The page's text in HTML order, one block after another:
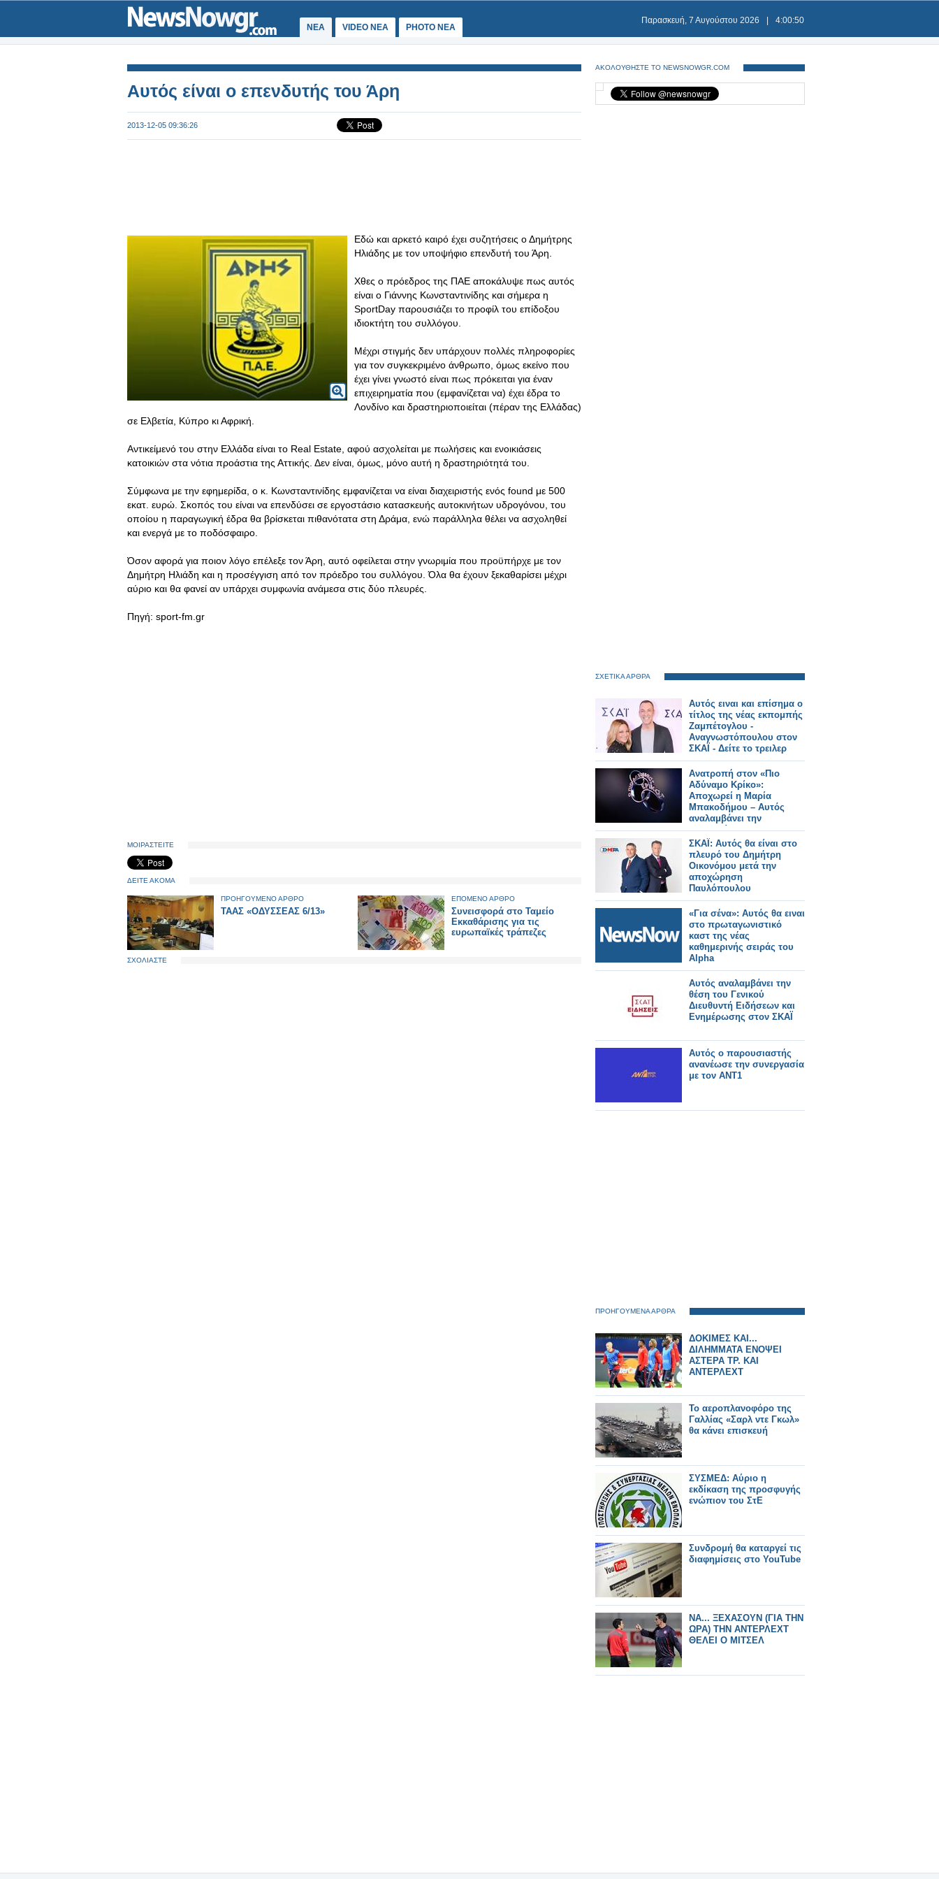
ΝΕΑ VIDEO NEA PHOTO NEA
Παρασκευή, 7 Αυγούστου 2026 4:00:50
Αυτός είναι ο επενδυτής του Άρη
2013-12-05 09:36:26
Εδώ και αρκετό καιρό έχει συζητήσεις ο Δημήτρης
Ηλιάδης με τον υποψήφιο επενδυτή του Άρη.
Χθες ο πρόεδρος της ΠΑΕ αποκάλυψε πως αυτός
είναι ο Γιάννης Κωνσταντινίδης και σήμερα η
SportDay παρουσιάζει το προφίλ του επίδοξου
ιδιοκτήτη του συλλόγου.
Μέχρι στιγμής δεν υπάρχουν πολλές πληροφορίες
για τον συγκεκριμένο άνθρωπο, όμως εκείνο που
έχει γίνει γνωστό είναι πως πρόκειται για έναν
επιχειρηματία που (εμφανίζεται να) έχει έδρα το
Λονδίνο και δραστηριοποιείται (πέραν της Ελλάδας)
σε Ελβετία, Κύπρο κι Αφρική.
Αντικείμενό του στην Ελλάδα είναι το Real Estate, αφού ασχολείται με πωλήσεις και ενοικιάσεις
κατοικιών στα νότια προάστια της Αττικής. Δεν είναι, όμως, μόνο αυτή η δραστηριότητά του.
Σύμφωνα με την εφημερίδα, ο κ. Κωνσταντινίδης εμφανίζεται να είναι διαχειριστής ενός found με 500
εκατ. ευρώ. Σκοπός του είναι να επενδύσει σε εργοστάσιο κατασκευής αυτοκινήτων υδρογόνου, του
οποίου η παραγωγική έδρα θα βρίσκεται πιθανότατα στη Δράμα, ενώ παράλληλα θέλει να ασχοληθεί
και ενεργά με το ποδόσφαιρο.
Όσον αφορά για ποιον λόγο επέλεξε τον Άρη, αυτό οφείλεται στην γνωριμία που προϋπήρχε με τον
Δημήτρη Ηλιάδη και η προσέγγιση από τον πρόεδρο του συλλόγου. Όλα θα έχουν ξεκαθαρίσει μέχρι
αύριο και θα φανεί αν υπάρχει συμφωνία ανάμεσα στις δύο πλευρές.
Πηγή: sport-fm.gr
ΜΟΙΡΑΣΤΕΙΤΕ
ΔΕΙΤΕ ΑΚΟΜΑ
ΠΡΟΗΓΟΥΜΕΝΟ ΑΡΘΡΟ
ΤΑΑΣ «ΟΔΥΣΣΕΑΣ 6/13»
ΕΠΟΜΕΝΟ ΑΡΘΡΟ
Συνεισφορά στο Ταμείο
Εκκαθάρισης για τις
ευρωπαϊκές τράπεζες
ΣΧΟΛΙΑΣΤΕ
ΑΚΟΛΟΥΘΗΣΤΕ ΤΟ NEWSNOWGR.COM
ΣΧΕΤΙΚΑ ΑΡΘΡΑ
Αυτός ειναι και επίσημα ο
τίτλος της νέας εκπομπής
Ζαμπέτογλου -
Αναγνωστόπουλου στον
ΣΚΑΪ - Δείτε το τρειλερ
Ανατροπή στον «Πιο
Αδύναμο Κρίκο»:
Αποχωρεί η Μαρία
Μπακοδήμου – Αυτός
αναλαμβάνει την
παρουσίαση
ΣΚΑΪ: Αυτός θα είναι στο
πλευρό του Δημήτρη
Οικονόμου μετά την
αποχώρηση
Παυλόπουλου
«Για σένα»: Αυτός θα ειναι
στο πρωταγωνιστικό
καστ της νέας
καθημερινής σειράς του
Alpha
Αυτός αναλαμβάνει την
θέση του Γενικού
Διευθυντή Ειδήσεων και
Ενημέρωσης στον ΣΚΑΪ
Αυτός ο παρουσιαστής
ανανέωσε την συνεργασία
με τον ΑΝΤ1
ΠΡΟΗΓΟΥΜΕΝΑ ΑΡΘΡΑ
ΔΟΚΙΜΕΣ ΚΑΙ...
ΔΙΛΗΜΜΑΤΑ ΕΝΟΨΕΙ
ΑΣΤΕΡΑ ΤΡ. ΚΑΙ
ΑΝΤΕΡΛΕΧΤ
Το αεροπλανοφόρο της
Γαλλίας «Σαρλ ντε Γκωλ»
θα κάνει επισκευή
ΣΥΣΜΕΔ: Αύριο η
εκδίκαση της προσφυγής
ενώπιον του ΣτΕ
Συνδρομή θα καταργεί τις
διαφημίσεις στο YouTube
ΝΑ... ΞΕΧΑΣΟΥΝ (ΓΙΑ ΤΗΝ
ΩΡΑ) ΤΗΝ ΑΝΤΕΡΛΕΧΤ
ΘΕΛΕΙ Ο ΜΙΤΣΕΛ